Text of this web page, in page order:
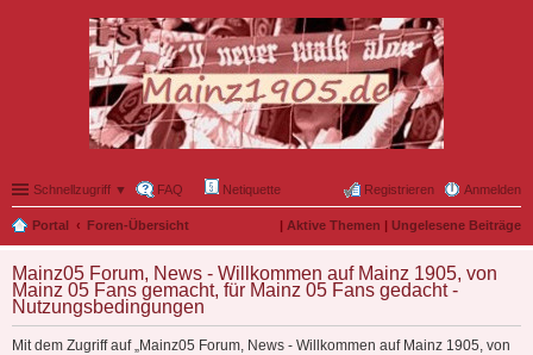
Schnellzugriff ▼ FAQ Netiquette Anmelden
Registrieren
Portal Foren-Übersicht | Aktive Themen | Ungelesene Beiträge
Mainz05 Forum, News - Willkommen auf Mainz 1905, von
Mainz 05 Fans gemacht, für Mainz 05 Fans gedacht -
Nutzungsbedingungen
Mit dem Zugriff auf „Mainz05 Forum, News - Willkommen auf Mainz 1905, von